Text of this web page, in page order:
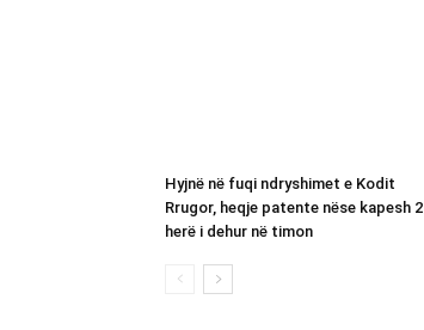
Hyjnë në fuqi ndryshimet e Kodit
Rrugor, heqje patente nëse kapesh 2
herë i dehur në timon